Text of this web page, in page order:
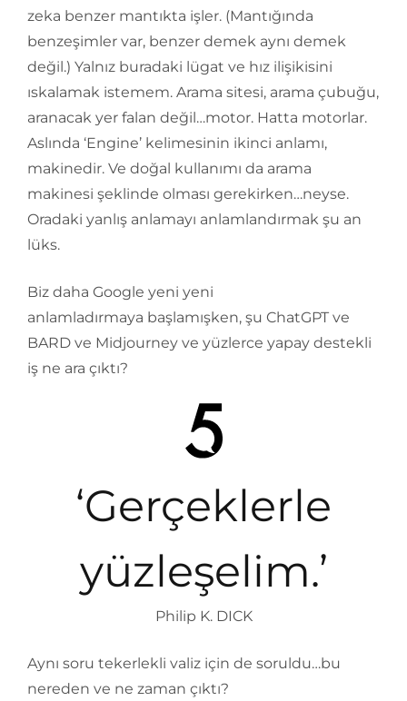
zeka benzer mantıkta işler. (Mantığında
benzeşimler var, benzer demek aynı demek
değil.) Yalnız buradaki lügat ve hız ilişikisini
ıskalamak istemem. Arama sitesi, arama çubuğu,
aranacak yer falan değil…motor. Hatta motorlar.
Aslında ‘Engine’ kelimesinin ikinci anlamı,
makinedir. Ve doğal kullanımı da arama
makinesi şeklinde olması gerekirken…neyse.
Oradaki yanlış anlamayı anlamlandırmak şu an
lüks.
Biz daha Google yeni yeni
anlamladırmaya başlamışken, şu ChatGPT ve
BARD ve Midjourney ve yüzlerce yapay destekli
iş ne ara çıktı?
‘Gerçeklerle
yüzleşelim.’
Philip K. DICK
Aynı soru tekerlekli valiz için de soruldu…bu
nereden ve ne zaman çıktı?